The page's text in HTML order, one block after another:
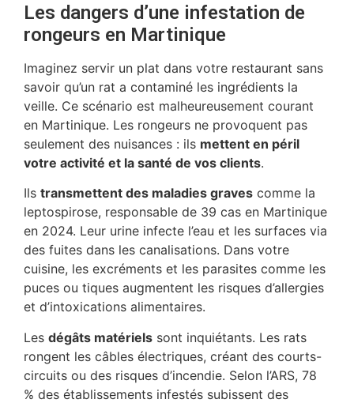
Les dangers d’une infestation de
rongeurs en Martinique
Imaginez servir un plat dans votre restaurant sans
savoir qu’un rat a contaminé les ingrédients la
veille. Ce scénario est malheureusement courant
en Martinique. Les rongeurs ne provoquent pas
seulement des nuisances : ils mettent en péril
votre activité et la santé de vos clients.
Ils transmettent des maladies graves comme la
leptospirose, responsable de 39 cas en Martinique
en 2024. Leur urine infecte l’eau et les surfaces via
des fuites dans les canalisations. Dans votre
cuisine, les excréments et les parasites comme les
puces ou tiques augmentent les risques d’allergies
et d’intoxications alimentaires.
Les dégâts matériels sont inquiétants. Les rats
rongent les câbles électriques, créant des courts-
circuits ou des risques d’incendie. Selon l’ARS, 78
% des établissements infestés subissent des